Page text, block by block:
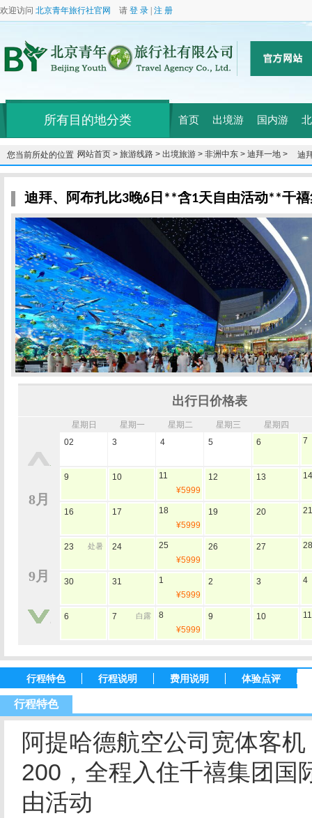
欢迎访问 北京青年旅行社官网 请 登 录 注 册
所有目的地分类 首页 出境游 国内游
您当前所处的位置：网站首页 > 旅游线路 > 出境旅游 > 非洲中东 > 迪拜一地 >
迪
际
迪拜、阿布扎比3晚6日**含1天自由活动**千
出行日价格表
8月
9月
星期日 星期一 星期二 星期三 星期四
02
3 4 5 6 7
9 10
11
¥5999
12 13 14
16 17
18
¥5999
19 20 21
23 处暑 24
25
¥5999
26 27 28
30 31
1
¥5999
2 3 4
6 7 白露
8
¥5999
9 10 11
行程特色 行程说明 费用说明 体验点评
行程特色
阿提哈德航空公司宽体客
200，全程入住千禧集团国
由活动